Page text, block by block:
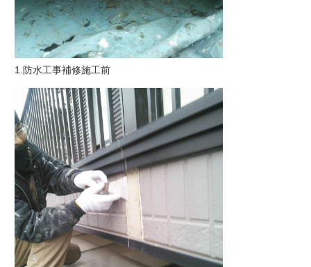
1.防水工事補修施工前